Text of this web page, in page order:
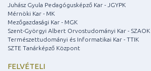
Juhász Gyula Pedagógusképző Kar - JGYPK
Mérnöki Kar - MK
Mezőgazdasági Kar - MGK
Szent-Györgyi Albert Orvostudományi Kar - SZAOK
Természettudományi és Informatikai Kar - TTIK
SZTE Tanárképző Központ
FELVÉTELI